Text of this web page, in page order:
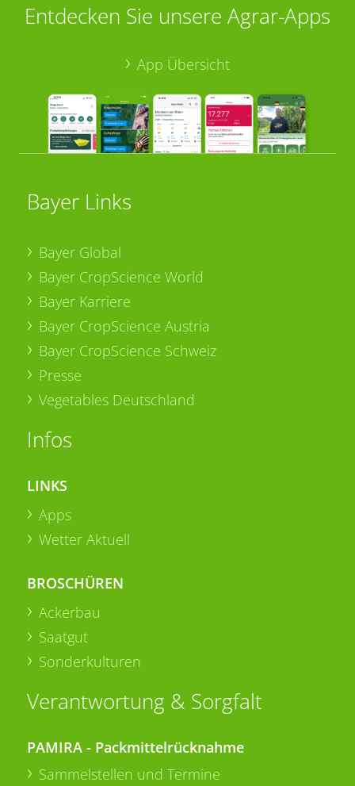
Entdecken Sie unsere Agrar-Apps
App Übersicht
Bayer Links
Bayer Global
Bayer CropScience World
Bayer Karriere
Bayer CropScience Austria
Bayer CropScience Schweiz
Presse
Vegetables Deutschland
Infos
LINKS
Apps
Wetter Aktuell
BROSCHÜREN
Ackerbau
Saatgut
Sonderkulturen
Verantwortung & Sorgfalt
PAMIRA - Packmittelrücknahme
Sammelstellen und Termine